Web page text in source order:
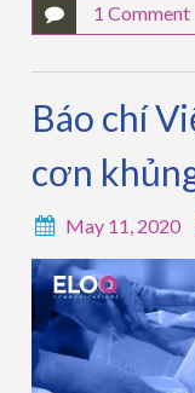
1 Comment
Báo chí
cơn
May 11, 2020